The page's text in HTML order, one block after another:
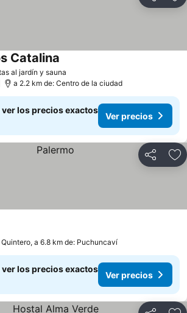
al jardín y sauna
Catalina
a 2.2 km de: Centro de la ciudad
los precios exactos
Ver precios
Compartir
Quintero, a 6.8 km de: Puchuncaví
los precios exactos
Ver precios